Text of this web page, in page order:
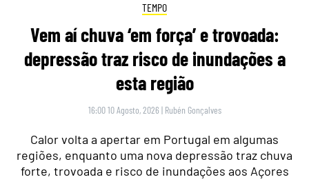
TEMPO
Vem aí chuva ‘em força’ e trovoada:
depressão traz risco de inundações a
esta região
16:00 10 Agosto, 2026 | Rubén Gonçalves
Calor volta a apertar em Portugal em algumas
regiões, enquanto uma nova depressão traz chuva
forte, trovoada e risco de inundações aos Açores